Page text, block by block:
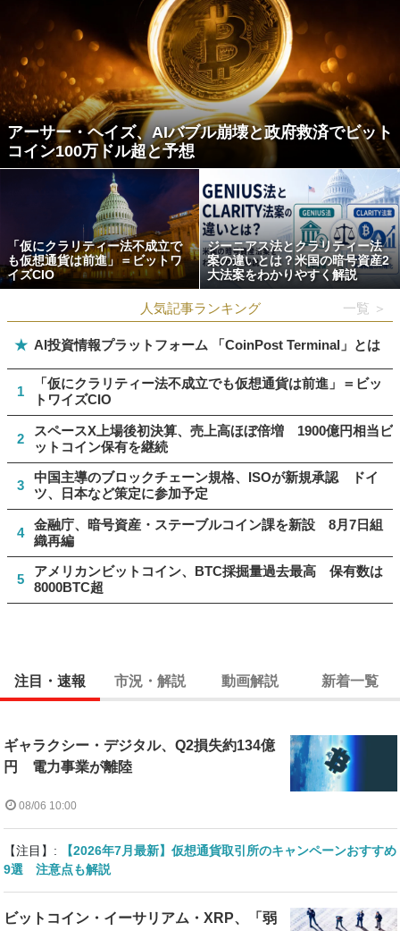
アーサー・ヘイズ、AIバブル崩壊と政府救済でビット
コイン100万ドル超と予想
「仮にクラリティー法不成立で
も仮想通貨は前進」＝ビットワ
イズCIO
ジーニアス法とクラリティー法
案の違いとは？米国の暗号資産2
大法案をわかりやすく解説
人気記事ランキング 一覧 ＞
★ AI投資情報プラットフォーム 「CoinPost Terminal」とは
1
「仮にクラリティー法不成立でも仮想通貨は前進」＝ビッ
トワイズCIO
2
スペースX上場後初決算、売上高ほぼ倍増 1900億円相当ビ
ットコイン保有を継続
3
中国主導のブロックチェーン規格、ISOが新規承認 ドイ
ツ、日本など策定に参加予定
4
金融庁、暗号資産・ステーブルコイン課を新設 8月7日組
織再編
5
アメリカンビットコイン、BTC採掘量過去最高 保有数は
8000BTC超
注目・速報 市況・解説 動画解説 新着一覧
ギャラクシー・デジタル、Q2損失約134億
円 電力事業が離陸
08/06 10:00
【注目】:
【2026年7月最新】仮想通貨取引所のキャンペーンおすすめ
9選 注意点も解説
ビットコイン・イーサリアム・XRP、「弱